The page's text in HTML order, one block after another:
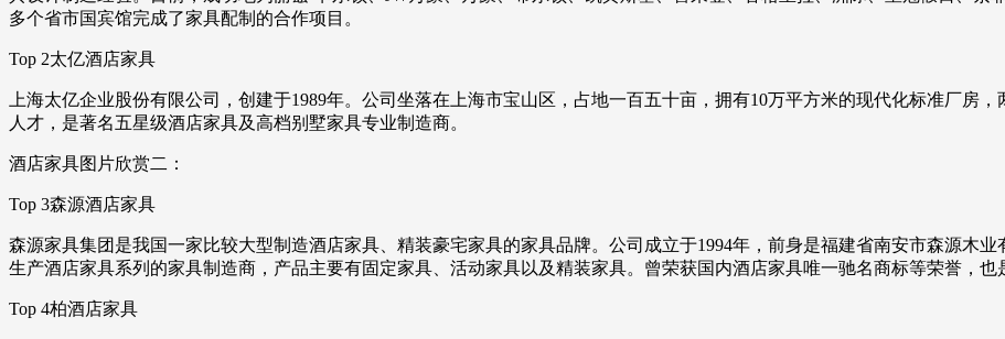
多个省市国宾馆完成了家具配制的合作项目。
Top 2太亿酒店家具
上海太亿企业股份有限公司，创建于1989年。公司坐落在上海市宝山区，占地一百五十亩，拥有10万平方米的现代化标准厂房
人才，是著名五星级酒店家具及高档别墅家具专业制造商。
酒店家具图片欣赏二：
Top 3森源酒店家具
森源家具集团是我国一家比较大型制造酒店家具、精装豪宅家具的家具品牌。公司成立于1994年，前身是福建省南安市森源木
生产酒店家具系列的家具制造商，产品主要有固定家具、活动家具以及精装家具。曾荣获国内酒店家具唯一驰名商标等荣誉，也
Top 4柏酒店家具